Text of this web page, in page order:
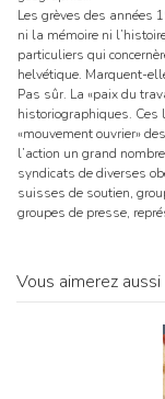
Les grèves des années
ni la mémoire ni
particuliers qui
helvétique. Marquent-
Pas sûr. La «paix du
historiographiques. Ces
«mouvement ouvrier»
l’action un grand
syndicats de diverses
suisses de soutien,
groupes de presse,
Vous aimerez aussi